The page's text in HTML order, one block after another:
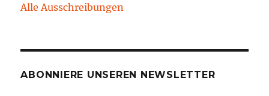
Alle Ausschreibungen
ABONNIERE UNSEREN NEWSLETTER